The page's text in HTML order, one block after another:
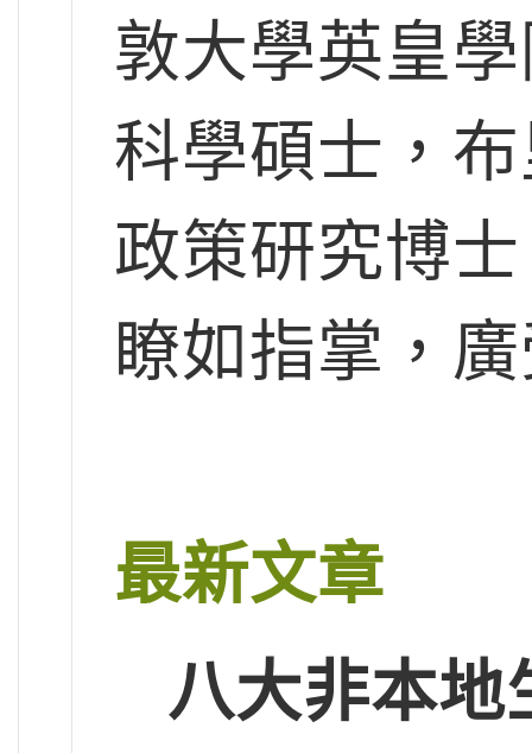
敦大學英皇
科學碩士，
政策研究博
瞭如指掌，
最新文章
八大非本地